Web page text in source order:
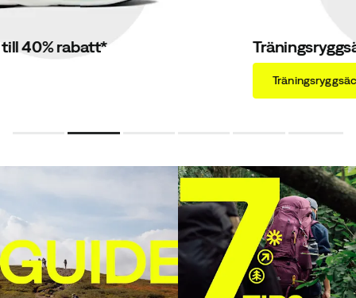
Träningsryggsäckar upp till 30% rabatt*